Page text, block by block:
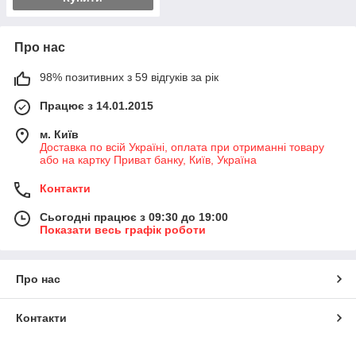
Про нас
98% позитивних з 59 відгуків за рік
Працює з 14.01.2015
м. Київ
Доставка по всій Україні, оплата при отриманні товару
або на картку Приват банку, Київ, Україна
Контакти
Сьогодні працює з 09:30 до 19:00
Показати весь графік роботи
Про нас
Контакти